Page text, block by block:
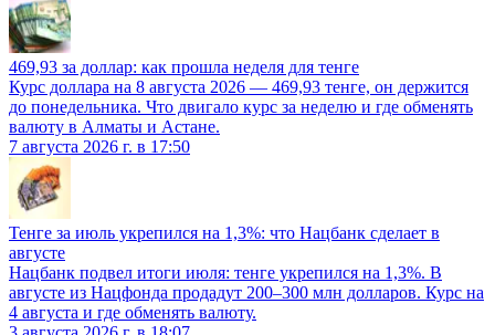
469,93 за доллар: как прошла неделя для тенге
Курс доллара на 8 августа 2026 — 469,93 тенге, он держится
до понедельника. Что двигало курс за неделю и где обменять
валюту в Алматы и Астане.
7 августа 2026 г. в 17:50
Тенге за июль укрепился на 1,3%: что Нацбанк сделает в
августе
Нацбанк подвел итоги июля: тенге укрепился на 1,3%. В
августе из Нацфонда продадут 200–300 млн долларов. Курс на
4 августа и где обменять валюту.